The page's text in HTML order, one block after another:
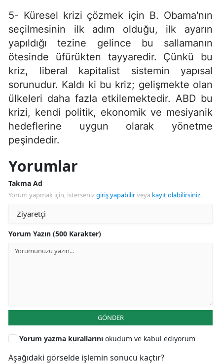
5- Küresel krizi çözmek için B. Obama'nın
seçilmesinin ilk adım olduğu, ilk ayarın
yapıldığı tezine gelince bu sallamanın
ötesinde üfürükten tayyaredir. Çünkü bu
kriz, liberal kapitalist sistemin yapısal
sorunudur. Kaldı ki bu kriz; gelişmekte olan
ülkeleri daha fazla etkilemektedir. ABD bu
krizi, kendi politik, ekonomik ve mesiyanik
hedeflerine uygun olarak yönetme
peşindedir.
Yorumlar
Takma Ad
Yorum yapmak için, istersenizgiriş yapabilirveya kayıt olabilirsiniz.
Yorum Yazın (500 Karakter)
GÖNDER
Yorum yazma kurallarını okudum ve kabul ediyorum
Aşağıdaki görselde işlemin sonucu kaçtır?